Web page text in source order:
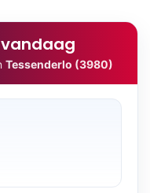
Tessenderlo (3980)